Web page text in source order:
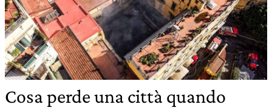
Cosa perde una città quando